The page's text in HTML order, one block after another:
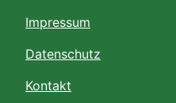
Impressum
Datenschutz
Kontakt